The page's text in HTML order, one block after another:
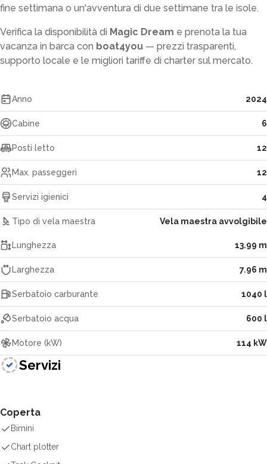
fine settimana o un'avventura di due settimane tra le isole.
Verifica la disponibilità di Magic Dream e prenota la tua
vacanza in barca con boat4you — prezzi trasparenti,
supporto locale e le migliori tariffe di charter sul mercato.
Anno 2024
Cabine 6
Posti letto 12
Max. passeggeri 12
Servizi igienici 4
Tipo di vela maestra Vela maestra avvolgibile
Lunghezza 13.99 m
Larghezza 7.96 m
Serbatoio carburante 1040 l
Serbatoio acqua 600 l
Motore (kW) 114 kW
Servizi
Coperta
Bimini
Chart plotter